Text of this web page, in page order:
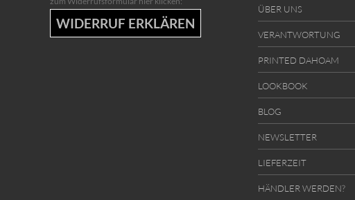
WIDERRUF ERKLÄREN
ÜBER UNS
VERANTWORTUNG
PRINTED DAHOAM
LOOKBOOK
BLOG
NEWSLETTER
LIEFERZEIT
HÄNDLER WERDEN?